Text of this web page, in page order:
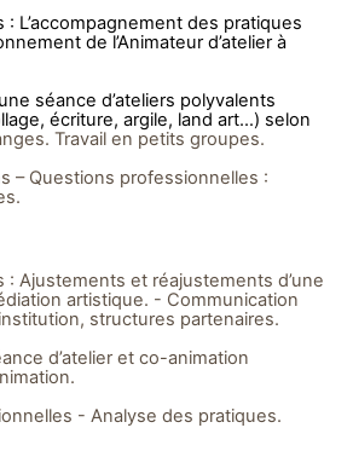
: L’accompagnement des pratiques
de l’Animateur d’atelier à
séance d’ateliers polyvalents
écriture, argile, land art…) selon
Travail en petits groupes.
– Questions professionnelles :
Ajustements et réajustements d’une
artistique. - Communication
structures partenaires.
d’atelier et co-animation
- Analyse des pratiques.